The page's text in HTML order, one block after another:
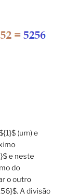
(um) e
e neste
do
o outro
A divisão